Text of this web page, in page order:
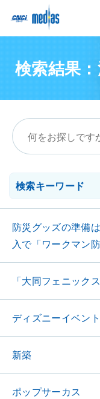
検索結果
検索キーワード
防災グッズの準備
入で「ワークマン
「大同フェニック
ディズニーイベント
新築
ポップサーカス